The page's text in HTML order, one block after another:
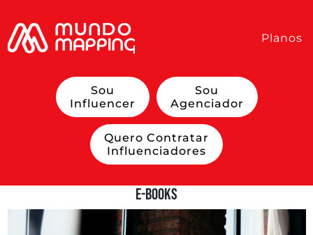
Planos
Sou
Influencer
Sou
Agenciador
Quero Contratar
Influenciadores
E-Books